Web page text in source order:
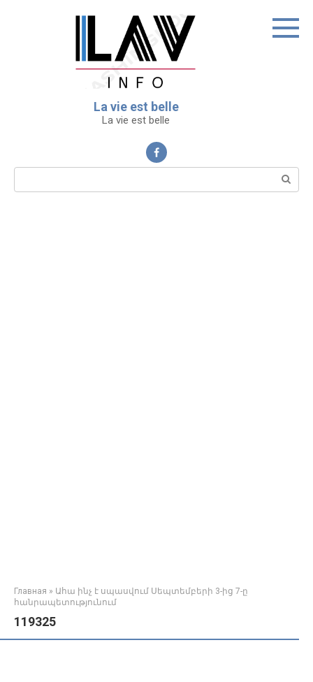
La vie est belle
La vie est belle
Поиск:
Главная » Ահա ինչ է սպասվում Սեպտեմբերի 3-ից 7-ը
հանրապետությունում
119325